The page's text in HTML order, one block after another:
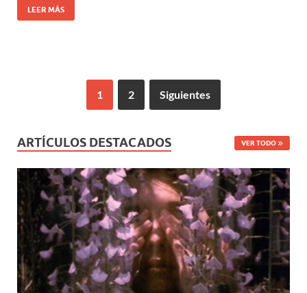
LEER MÁS
1 2 Siguientes
ARTÍCULOS DESTACADOS VER TODO